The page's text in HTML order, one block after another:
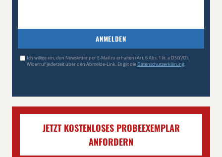
ANMELDEN
Ich willige ein, den Newsletter per E-Mail zu erhalten (Art. 6 Abs. 1 lit. a DSGVO).
Widerruf jederzeit über den Abmelde-Link. Es gilt die Datenschutzerklärung.
JETZT KOSTENLOSES PROBEEXEMPLAR
ANFORDERN